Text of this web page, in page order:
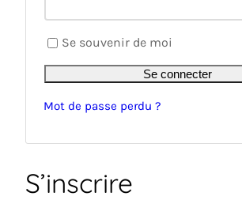
Se souvenir de moi
Se connecter
Mot de passe perdu ?
S’inscrire